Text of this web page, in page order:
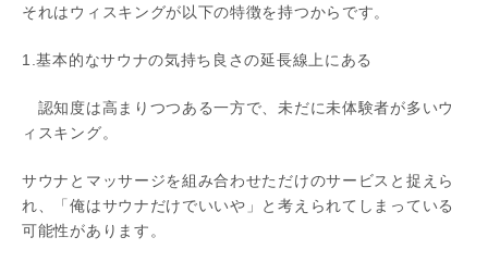
それはウィスキングが以下の特徴を持つからです。
1.基本的なサウナの気持ち良さの延長線上にある
認知度は高まりつつある一方で、未だに未体験者が多いウ
ィスキング。
サウナとマッサージを組み合わせただけのサービスと捉えら
れ、「俺はサウナだけでいいや」と考えられてしまっている
可能性があります。